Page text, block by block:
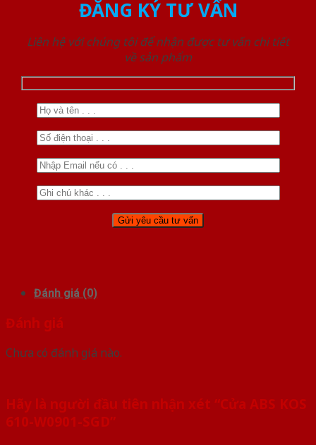
ĐĂNG KÝ TƯ VẤN
Liên hệ với chúng tôi để nhận được tư vấn chi tiết
về sản phẩm
Đánh giá (0)
Đánh giá
Chưa có đánh giá nào.
Hãy là người đầu tiên nhận xét “Cửa ABS KOS
610-W0901-SGD”